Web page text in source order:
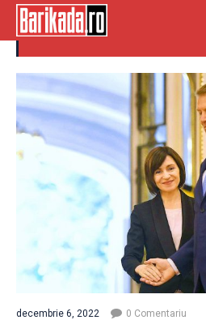
crize
decembrie 6, 2022 0 Comentariu